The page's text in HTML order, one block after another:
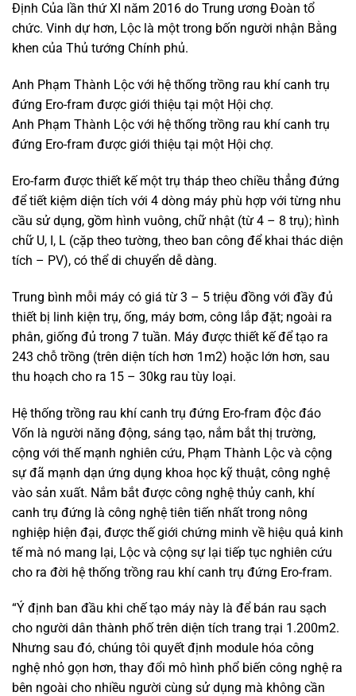
Định Của lần thứ XI năm 2016 do Trung ương Đoàn tổ
chức. Vinh dự hơn, Lộc là một trong bốn người nhận Bằng
khen của Thủ tướng Chính phủ.
Anh Phạm Thành Lộc với hệ thống trồng rau khí canh trụ
đứng Ero-fram được giới thiệu tại một Hội chợ.
Anh Phạm Thành Lộc với hệ thống trồng rau khí canh trụ
đứng Ero-fram được giới thiệu tại một Hội chợ.
Ero-farm được thiết kế một trụ tháp theo chiều thẳng đứng
để tiết kiệm diện tích với 4 dòng máy phù hợp với từng nhu
cầu sử dụng, gồm hình vuông, chữ nhật (từ 4 – 8 trụ); hình
chữ U, I, L (cặp theo tường, theo ban công để khai thác diện
tích – PV), có thể di chuyển dễ dàng.
Trung bình mỗi máy có giá từ 3 – 5 triệu đồng với đầy đủ
thiết bị linh kiện trụ, ống, máy bơm, công lắp đặt; ngoài ra
phân, giống đủ trong 7 tuần. Máy được thiết kế để tạo ra
243 chỗ trồng (trên diện tích hơn 1m2) hoặc lớn hơn, sau
thu hoạch cho ra 15 – 30kg rau tùy loại.
Hệ thống trồng rau khí canh trụ đứng Ero-fram độc đáo
Vốn là người năng động, sáng tạo, nắm bắt thị trường,
cộng với thế mạnh nghiên cứu, Phạm Thành Lộc và cộng
sự đã mạnh dạn ứng dụng khoa học kỹ thuật, công nghệ
vào sản xuất. Nắm bắt được công nghệ thủy canh, khí
canh trụ đứng là công nghệ tiên tiến nhất trong nông
nghiệp hiện đại, được thế giới chứng minh về hiệu quả kinh
tế mà nó mang lại, Lộc và cộng sự lại tiếp tục nghiên cứu
cho ra đời hệ thống trồng rau khí canh trụ đứng Ero-fram.
“Ý định ban đầu khi chế tạo máy này là để bán rau sạch
cho người dân thành phố trên diện tích trang trại 1.200m2.
Nhưng sau đó, chúng tôi quyết định module hóa công
nghệ nhỏ gọn hơn, thay đổi mô hình phổ biến công nghệ ra
bên ngoài cho nhiều người cùng sử dụng mà không cần